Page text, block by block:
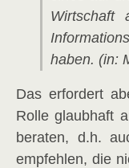
Wirt­schaft
haben. (in:
Das erfor­dert
Rol­le glaub­haft
bera­ten, d.h.
emp­feh­len, die